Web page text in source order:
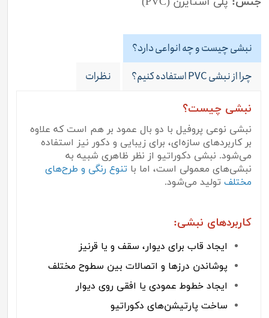
نبشی چیست و چه انواعی دارد؟
چرا از نبشی PVC استفاده کنیم؟
نظرات
نبشی چیست؟
نبشی نوعی پروفیل با دو بال عمود بر هم است که علاوه
بر کاربردهای سازه‌ای، برای زیبایی و دکور نیز استفاده
می‌شود. نبشی دکوراتیو از نظر ظاهری شبیه به
نبشی‌های معمولی است، اما با تنوع رنگی و طرح‌های
مختلف تولید می‌شود.
کاربردهای نبشی:
ایجاد قاب برای دیوار، سقف و یا قرنیز
پوشاندن درزها و اتصالات بین سطوح مختلف
ایجاد خطوط عمودی یا افقی روی دیوار
ساخت پارتیشن‌های دکوراتیو